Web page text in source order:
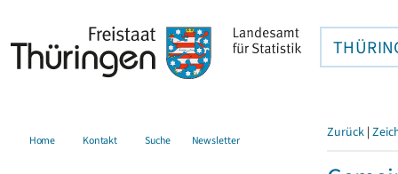
Home Kontakt Suche Newsletter Zurück |